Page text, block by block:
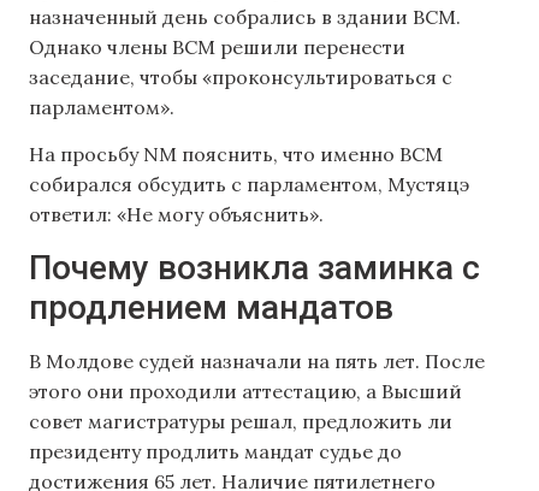
назначенный день собрались в здании ВСМ.
Однако члены ВСМ решили перенести
заседание, чтобы «проконсультироваться с
парламентом».
На просьбу NM пояснить, что именно ВСМ
собирался обсудить с парламентом, Мустяцэ
ответил: «Не могу объяснить».
Почему возникла заминка с
продлением мандатов
В Молдове судей назначали на пять лет. После
этого они проходили аттестацию, а Высший
совет магистратуры решал, предложить ли
президенту продлить мандат судье до
достижения 65 лет. Наличие пятилетнего